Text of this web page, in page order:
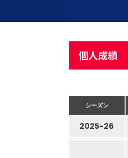
個人成績
シーズン
2025-26